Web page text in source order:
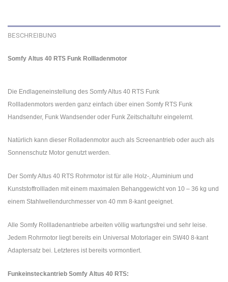
BESCHREIBUNG
Somfy Altus 40 RTS Funk Rollladenmotor
Die Endlageneinstellung des Somfy Altus 40 RTS Funk
Rollladenmotors werden ganz einfach über einen Somfy RTS Funk
Handsender, Funk Wandsender oder Funk Zeitschaltuhr eingelernt.
Natürlich kann dieser Rolladenmotor auch als Screenantrieb oder auch als
Sonnenschutz Motor genutzt werden.
Der Somfy Altus 40 RTS Rohrmotor ist für alle Holz-, Aluminium und
Kunststoffrollladen mit einem maximalen Behanggewicht von 10 – 36 kg und
einem Stahlwellendurchmesser von 40 mm 8-kant geeignet.
Alle Somfy Rollladenantriebe arbeiten völlig wartungsfrei und sehr leise.
Jedem Rohrmotor liegt bereits ein Universal Motorlager ein SW40 8-kant
Adaptersatz bei. Letzteres ist bereits vormontiert.
Funkeinsteckantrieb Somfy Altus 40 RTS: